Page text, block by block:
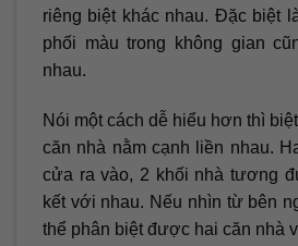
riêng biệt khác nhau. Đặc biệt
phối màu trong không gian
nhau.
Nói một cách dễ hiểu hơn thì
căn nhà nằm cạnh liền nhau.
cửa ra vào, 2 khối nhà tương
kết với nhau. Nếu nhìn từ bên
thể phân biệt được hai căn nhà